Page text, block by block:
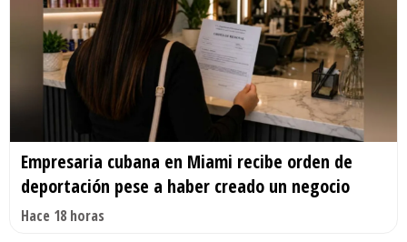
Empresaria cubana en Miami recibe orden de
deportación pese a haber creado un negocio
Hace 18 horas